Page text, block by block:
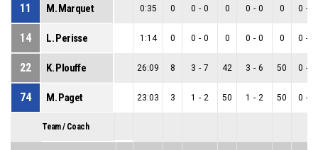
11 M. Marquet 0:35 0 0 - 0 0 0 - 0 0 0 -
14 L. Perisse 1:14 0 0 - 0 0 0 - 0 0 0 -
22 K. Plouffe 26:09 8 3 - 7 42 3 - 6 50 0 -
74 M. Paget 23:03 3 1 - 2 50 1 - 2 50 0 -
Team / Coach